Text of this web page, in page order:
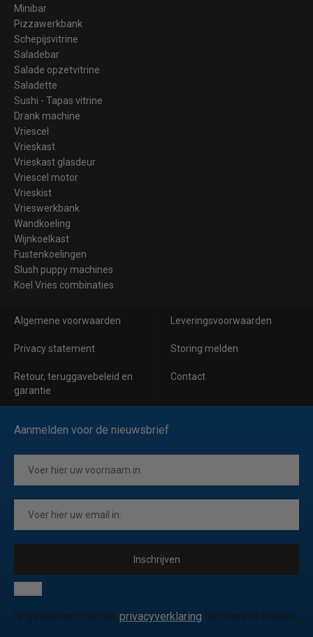
Minibar
Pizzawerkbank
Schepijsvitrine
Saladebar
Salade opzetvitrine
Saladette
Sushi - Tapas vitrine
Drank machine
Vriescel
Vrieskast
Vrieskast glasdeur
Vriescel motor
Vrieskist
Vrieswerkbank
Wandkoeling
Wijnkoelkast
Fustenkoelingen
Slush puppy machines
Koel Vries combinaties
Algemene voorwaarden Leveringsvoorwaarden
Privacy statement Storing melden
Retour, teruggavebeleid en
garantie
Contact
Aanmelden voor de nieuwsbrief
Inschrijven
Ik ga akkoord met de privacyverklaring van Horeca koelen